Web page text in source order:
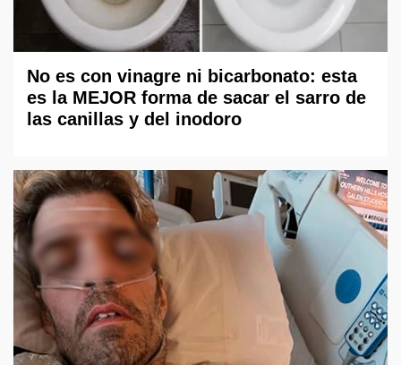
No es con vinagre ni bicarbonato: esta
es la MEJOR forma de sacar el sarro de
las canillas y del inodoro